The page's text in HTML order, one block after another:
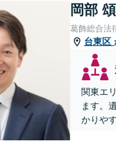
岡部
葛飾総合法
台東区
関東エ
ます。
かりや